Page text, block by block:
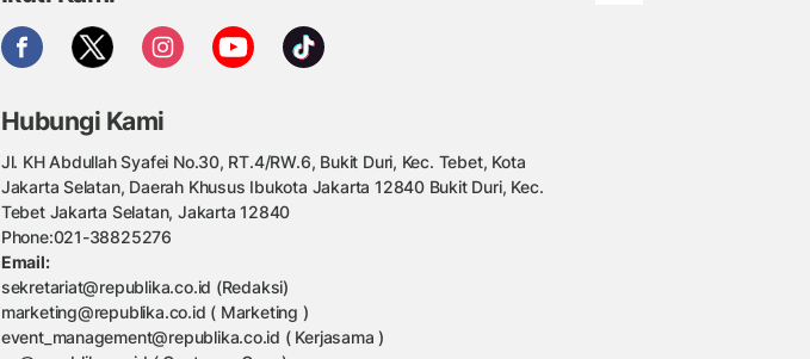
Hubungi Kami
Jl. KH Abdullah Syafei No.30, RT.4/RW.6, Bukit Duri, Kec. Tebet, Kota
Jakarta Selatan, Daerah Khusus Ibukota Jakarta 12840 Bukit Duri, Kec.
Tebet Jakarta Selatan, Jakarta 12840
Phone:021-38825276
Email:
sekretariat@republika.co.id (Redaksi)
marketing@republika.co.id ( Marketing )
event_management@republika.co.id ( Kerjasama )